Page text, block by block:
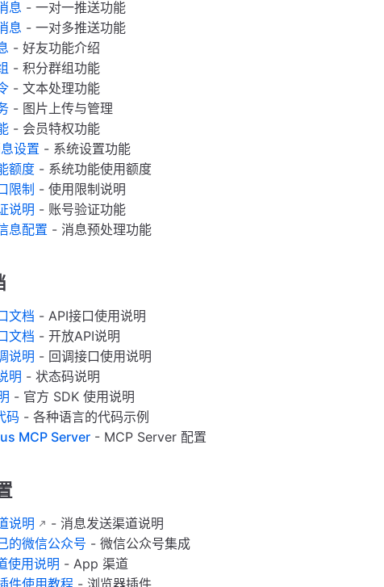
息 - 一对一推送功能
息 - 一对多推送功能
- 好友功能介绍
- 积分群组功能
- 文本处理功能
- 图片上传与管理
- 会员特权功能
设置 - 系统设置功能
额度 - 系统功能使用额度
限制 - 使用限制说明
说明 - 账号验证功能
息配置 - 消息预处理功能
文档 - API接口使用说明
文档 - 开放API说明
说明 - 回调接口使用说明
明 - 状态码说明
- 官方 SDK 使用说明
码 - 各种语言的代码示例
MCP Server - MCP Server 配置
说明
- 消息发送渠道说明
的微信公众号 - 微信公众号集成
使用说明 - App 渠道
件使用教程 - 浏览器插件